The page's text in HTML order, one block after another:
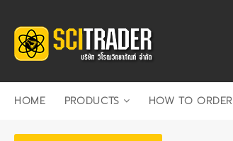
content
HOME PRODUCTS HOW TO ORDER